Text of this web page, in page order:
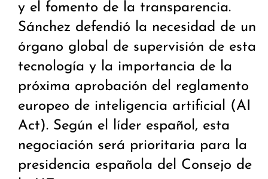
y el fomento de la transparencia.
Sánchez defendió la necesidad de un
órgano global de supervisión de esta
tecnología y la importancia de la
próxima aprobación del reglamento
europeo de inteligencia artificial (AI
Act). Según el líder español, esta
negociación será prioritaria para la
presidencia española del Consejo de